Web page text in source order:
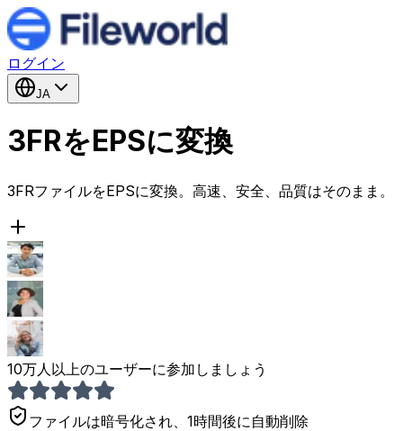
ログイン
JA
3FRをEPSに変換
3FRファイルをEPSに変換。高速、安全、品質はそのまま。
10万人以上のユーザーに参加しましょう
ファイルは暗号化され、1時間後に自動削除